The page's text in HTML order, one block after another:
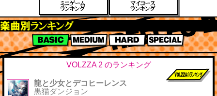
楽曲別スコアランキング
BASIC MEDIUM HARD SPECIAL
VOLZZA 2 のランキング
龍と少女とデコヒーレンス
黒猫ダンジョン